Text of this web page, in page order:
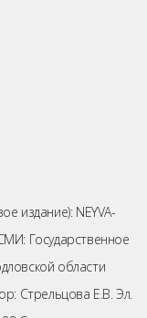
издание): NEYVA-
Государственное
области
Стрельцова Е.В. Эл.